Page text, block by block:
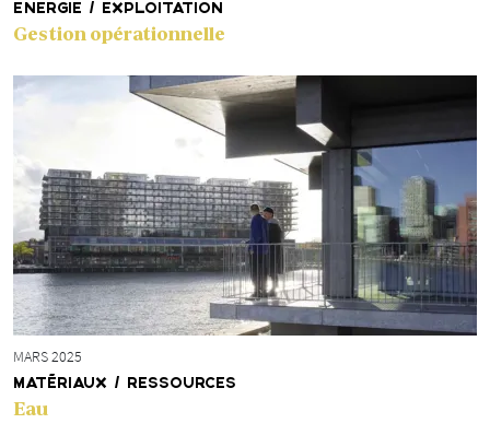
ENERGIE / EXPLOITATION
Gestion opérationnelle
MARS 2025
MATÉRIAUX / RESSOURCES
Eau